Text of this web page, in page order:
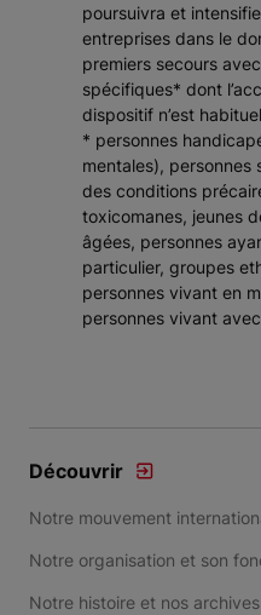
poursuivra et
entreprises dans le
premiers secours
spécifiques* dont
dispositif n’est
* personnes
mentales), personnes
des conditions
toxicomanes, jeunes
âgées, personnes
particulier, groupes
personnes vivant en
personnes vivant
Découvrir
Notre mouvement
Notre organisation et son
Notre histoire et nos archives